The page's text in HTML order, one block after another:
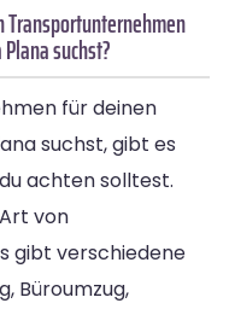
suchst?
für deinen
suchst, gibt es
achten solltest.
von
gibt verschiedene
Büroumzug,